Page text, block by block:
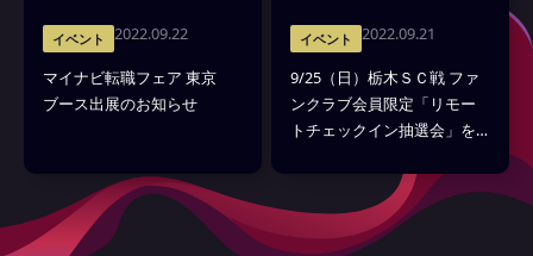
イベント 2022.09.22
マイナビ転職フェア 東京
ブース出展のお知らせ
イベント 2022.09.21
9/25（日）栃木ＳＣ戦 ファ
ンクラブ会員限定「リモー
トチェックイン抽選会」を